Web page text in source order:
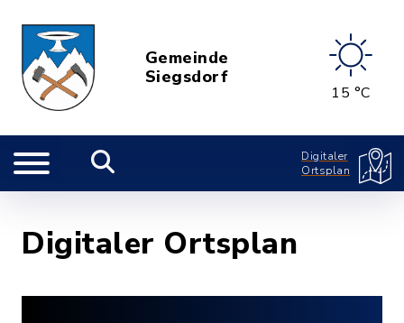
Gemeinde
Siegsdorf
15 °C
Digitaler
Ortsplan
Digitaler Ortsplan